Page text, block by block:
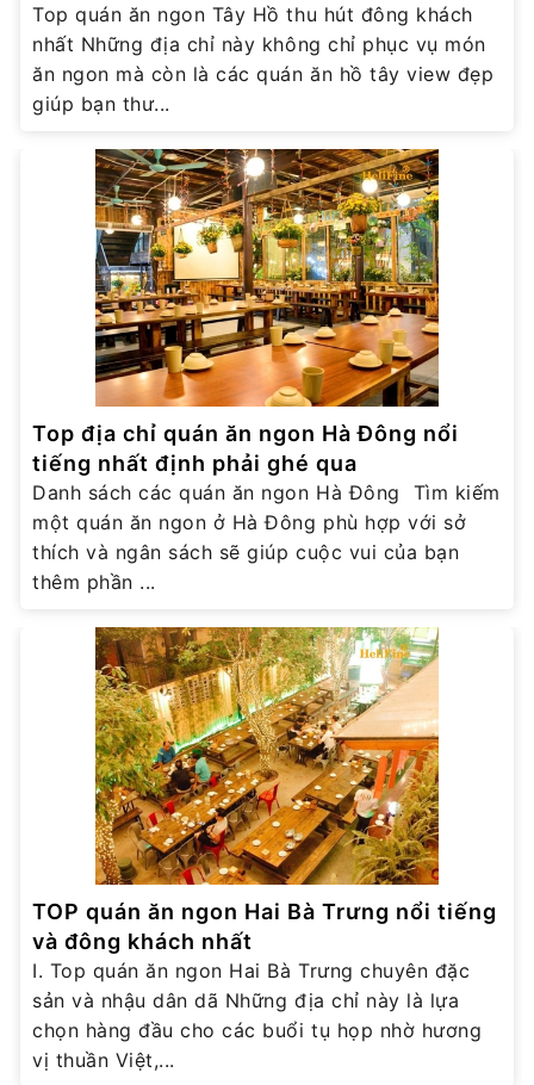
Top quán ăn ngon Tây Hồ thu hút đông khách
nhất Những địa chỉ này không chỉ phục vụ món
ăn ngon mà còn là các quán ăn hồ tây view đẹp
giúp bạn thư...
Top địa chỉ quán ăn ngon Hà Đông nổi
tiếng nhất định phải ghé qua
Danh sách các quán ăn ngon Hà Đông Tìm kiếm
một quán ăn ngon ở Hà Đông phù hợp với sở
thích và ngân sách sẽ giúp cuộc vui của bạn
thêm phần ...
TOP quán ăn ngon Hai Bà Trưng nổi tiếng
và đông khách nhất
I. Top quán ăn ngon Hai Bà Trưng chuyên đặc
sản và nhậu dân dã Những địa chỉ này là lựa
chọn hàng đầu cho các buổi tụ họp nhờ hương
vị thuần Việt,...